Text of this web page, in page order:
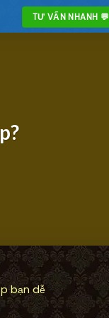
TƯ VẤN NHANH 💬
bạn dễ